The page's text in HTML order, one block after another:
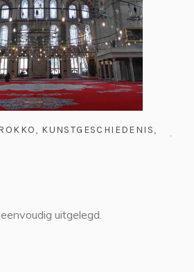
, KUNSTGESCHIEDENIS,
uitgelegd.